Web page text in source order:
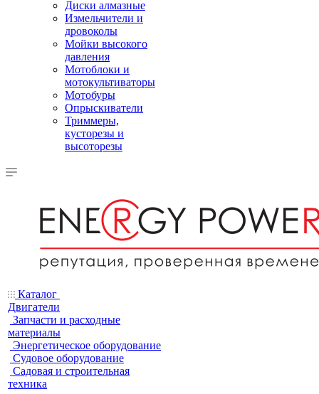
Диски алмазные
Измельчители и
дровоколы
Мойки высокого
давления
Мотоблоки и
мотокультиваторы
Мотобуры
Опрыскиватели
Триммеры,
кусторезы и
высоторезы
Каталог
Двигатели
Запчасти и расходные
материалы
Энергетическое оборудование
Судовое оборудование
Садовая и строительная
техника